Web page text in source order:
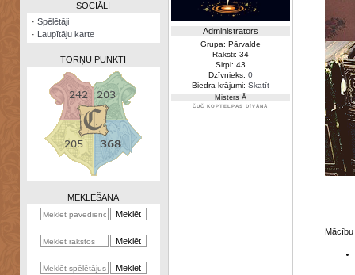
Zināšanu
kalkulators
SOCIĀLI
· Spēlētāji
· Laupītāju karte
TORŅU PUNKTI
MEKLĒŠANA
Administrators
Grupa: Pārvalde
Raksti: 34
Sirpi: 43
Dzīvnieks: 0
Biedra krājumi: Skatīt
Misters Ā
ČUČ KOPTELPAS DĪVĀNĀ